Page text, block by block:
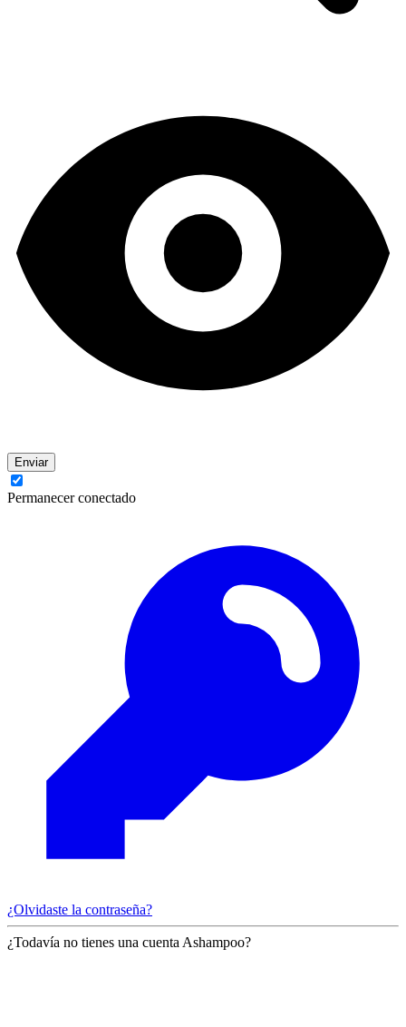
Enviar
Permanecer conectado
¿Olvidaste la contraseña?
¿Todavía no tienes una cuenta Ashampoo?